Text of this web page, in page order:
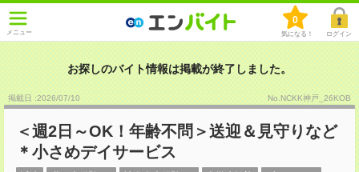
メニュー
0
気になる！ ログイン
お探しのバイト情報は掲載が終了しました。
掲載日 :2026/07/10 No.NCKK神戸_26KOB
＜週2日～OK！年齢不問＞送迎＆見守りなど
＊小さめデイサービス